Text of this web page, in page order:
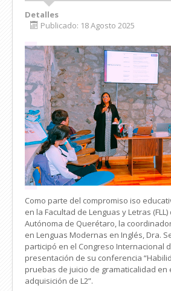
Detalles
Publicado: 18 Agosto 2025
Como parte del compromiso iso
en la Facultad de Lenguas y Letras
Autónoma de Querétaro, la
en Lenguas Modernas en Inglés, Dra.
participó en el Congreso Internacional
presentación de su conferencia
pruebas de juicio de gramaticalidad en
adquisición de L2”.